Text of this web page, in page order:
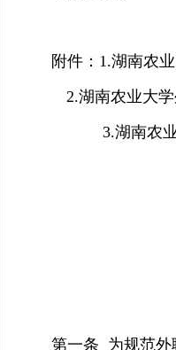
附件： 1.湖南农
2.湖南农业大
3.湖南农
第一条 为规范